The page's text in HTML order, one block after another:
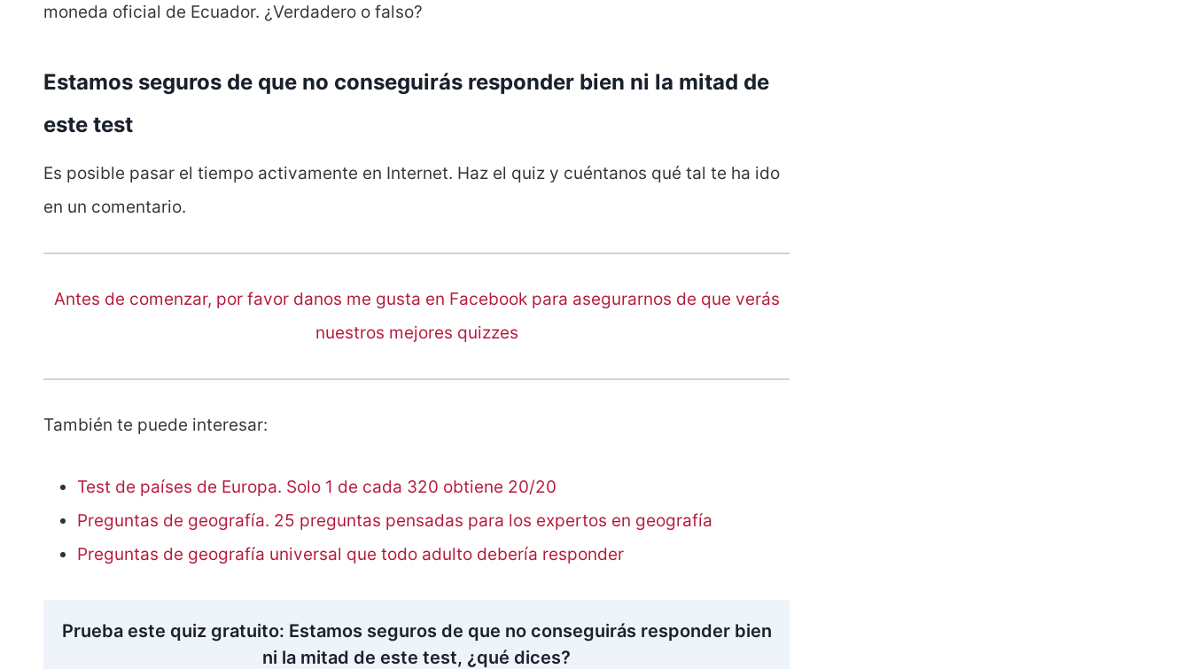
moneda oficial de Ecuador. ¿Verdadero o falso?
Estamos seguros de que no conseguirás responder bien ni la mitad de
este test
Es posible pasar el tiempo activamente en Internet. Haz el quiz y cuéntanos qué tal te ha ido
en un comentario.
Antes de comenzar, por favor danos me gusta en Facebook para asegurarnos de que verás
nuestros mejores quizzes
También te puede interesar:
Test de países de Europa. Solo 1 de cada 320 obtiene 20/20
Preguntas de geografía. 25 preguntas pensadas para los expertos en geografía
Preguntas de geografía universal que todo adulto debería responder
Prueba este quiz gratuito: Estamos seguros de que no conseguirás responder bien
ni la mitad de este test, ¿qué dices?